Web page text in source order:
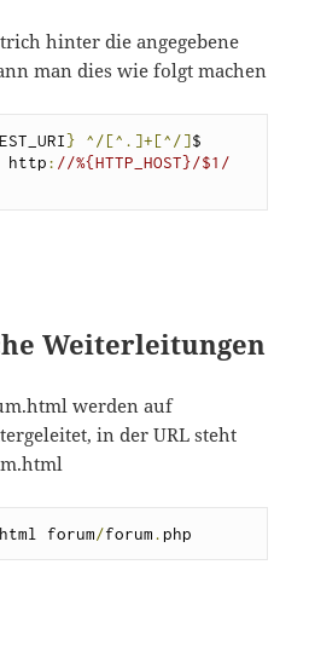
hinter die angegebene
man dies wie folgt machen
} ^/[^.]+[^/]
http: //%{HTTP_HOST}/$1/
Weiterleitungen
werden auf
in der URL steht
html forum/forum .php